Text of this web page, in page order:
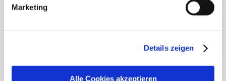
Marketing
Details zeigen
Alle Cookies akzeptieren
General terms and conditions